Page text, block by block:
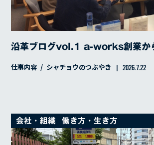
沿革ブログvol.1 a-works創業か
仕事内容 シャチョウのつぶやき 2026.7.22
会社・組織 働き方・生き方